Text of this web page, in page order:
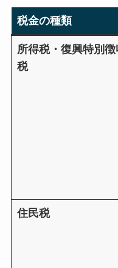
税金の種類
所得税・復興特別徴
税
住民税